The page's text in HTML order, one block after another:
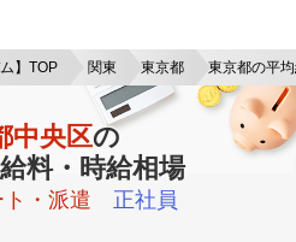
】TOP 関東 東京都 東京都の平
中央区の
料・時給相場
・派遣 正社員